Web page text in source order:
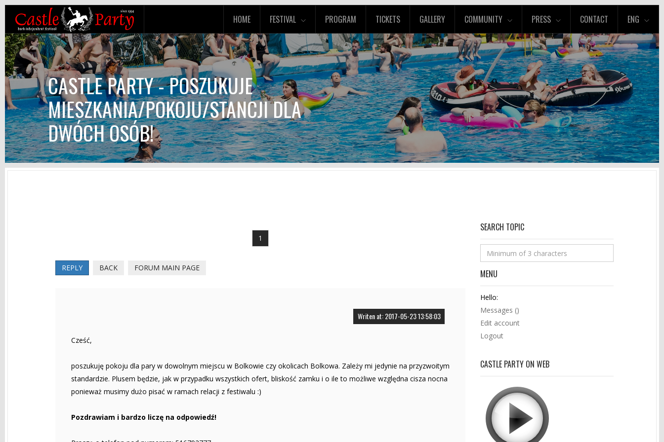
HOME FESTIVAL PROGRAM TICKETS GALLERY COMMUNITY PRESS CONTACT ENG
CASTLE PARTY - POSZUKUJE
MIESZKANIA/POKOJU/STANCJI DLA
DWÓCH OSÓB!
1
REPLY BACK FORUM MAIN PAGE
Writen at: 2017-05-23 13:58:03
Cześć,
poszukuję pokoju dla pary w dowolnym miejscu w Bolkowie czy okolicach Bolkowa. Zależy mi jedynie na przyzwoitym
standardzie. Plusem będzie, jak w przypadku wszystkich ofert, bliskość zamku i o ile to możliwe względna cisza nocna
ponieważ musimy dużo pisać w ramach relacji z festiwalu :)
Pozdrawiam i bardzo liczę na odpowiedź!
SEARCH TOPIC
MENU
Hello:
Messages ()
Edit account
Logout
CASTLE PARTY ON WEB